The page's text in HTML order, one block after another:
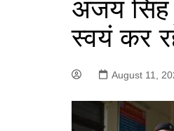
अजय सिंह
स्वयं कर
August 11,